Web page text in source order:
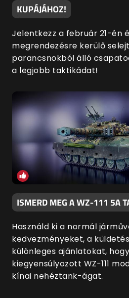
KUPÁJÁHOZ!
Jelentkezz a február 21-én
megrendezésre kerülő
parancsnokból álló
a legjobb taktikádat!
ISMERD MEG A WZ-111 5A
Használd ki a normál
kedvezményeket, a
különleges ajánlatokat,
kiegyensúlyozott WZ-111
kínai nehéztank-ágat.